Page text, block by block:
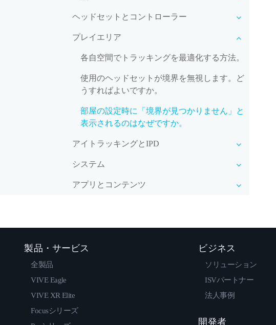
ヘッドセットとコントローラー
プレイエリア
各自空間でトラッキングを最適化する方法。
使用のヘッドセットが境界を無視します。ど
うすればよいですか。
部屋の設定時に「境界が見つかりません」と
表示されるのはなぜですか。
アイトラッキングとIPD
システム
アプリとコンテンツ
製品・サービス
全製品
VIVE Eagle
VIVE XR Elite
Focusシリーズ
ビジネス
ソリューション
ISVパートナー
法人事例
開発者